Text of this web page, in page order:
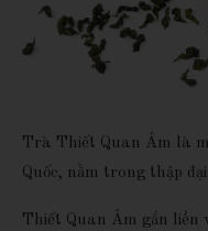
Trà Thiết Quan Âm là
Quốc, nằm trong thập
Thiết Quan Âm gắn liền